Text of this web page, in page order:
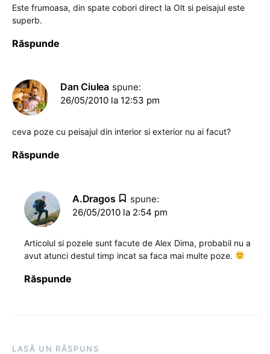
Este frumoasa, din spate cobori direct la Olt si peisajul este
superb.
Răspunde
Dan Ciulea spune:
26/05/2010 la 12:53 pm
ceva poze cu peisajul din interior si exterior nu ai facut?
Răspunde
A.Dragos
spune:
26/05/2010 la 2:54 pm
Articolul si pozele sunt facute de Alex Dima, probabil nu a
avut atunci destul timp incat sa faca mai multe poze.
Răspunde
LASĂ UN RĂSPUNS